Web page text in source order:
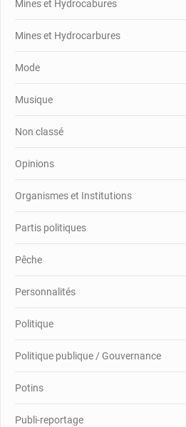
Mines et Hydrocabures
Mines et Hydrocarbures
Mode
Musique
Non classé
Opinions
Organismes et Institutions
Partis politiques
Pêche
Personnalités
Politique
Politique publique / Gouvernance
Potins
Publi-reportage